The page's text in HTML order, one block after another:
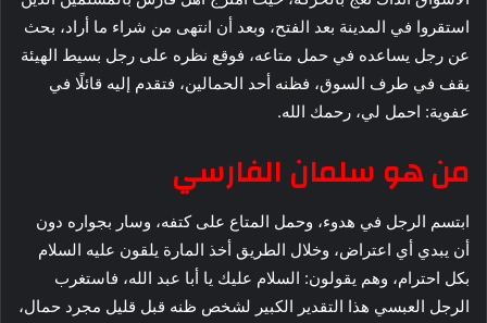
استقروا في المدينة بعد الفتح، وبعد أن انتهى من شراء ما أراد، بحث
عن رجل يساعده في حمل متاعه، فوقع نظره على رجل بسيط الهيئة
يقف في طرف السوق، فظنه أحد الحمالين، فتقدم إليه قائلًا في
عفوية: احمل لي، رحمك الله.
من هو سلمان الفارسي
ابتسم الرجل في هدوء، وحمل المتاع على كتفه، وسار بجواره دون
أن يبدي أي اعتراض، وخلال الطريق أخذ المارة يلقون عليه السلام
بكل احترام، وهم يقولون: السلام عليك يا أبا عبد الله، فاستغرب
الرجل العبسي هذا التقدير الكبير لشخص ظنه قبل قليل مجرد حمال،